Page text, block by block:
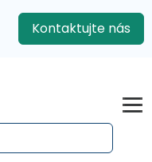
Kontaktujte nás